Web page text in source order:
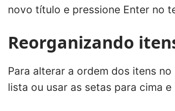
novo título e pressione Enter no
Reorganizando
Para alterar a ordem dos itens
lista ou usar as setas para cima